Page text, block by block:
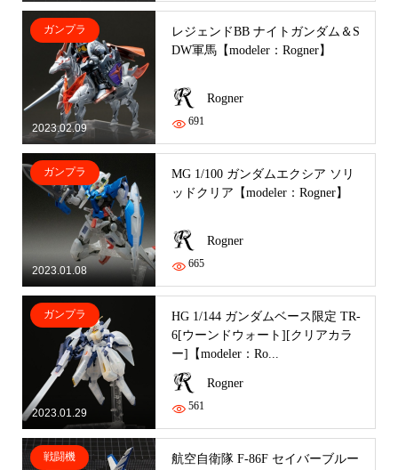
2023.02.09
ガンプラ
レジェンドBB ナイトガンダム＆S
DW軍馬【modeler：Rogner】
Rogner
691
2023.01.08
ガンプラ
MG 1/100 ガンダムエクシア ソリ
ッドクリア【modeler：Rogner】
Rogner
665
2023.01.29
ガンプラ
HG 1/144 ガンダムベース限定 TR-
6[ウーンドウォート][クリアカラ
ー]【modeler：Ro...
Rogner
561
戦闘機
航空自衛隊 F-86F セイバーブルー